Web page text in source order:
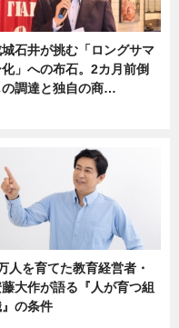
城石井が挑む「ロングサマ
化」への布石。2カ月前倒
の調達と独自の商…
人を育てた教育経営者・
大作が語る『人が育つ組
の条件